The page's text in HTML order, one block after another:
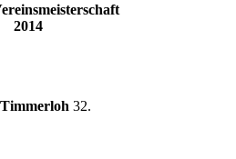
2014
Timmerloh 32.